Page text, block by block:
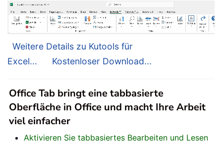
Weitere Details zu Kutools für
Excel...
Kostenloser Download...
Office Tab bringt eine tabbasierte
Oberfläche in Office und macht Ihre Arbeit
viel einfacher
Aktivieren Sie tabbasiertes Bearbeiten und Lesen